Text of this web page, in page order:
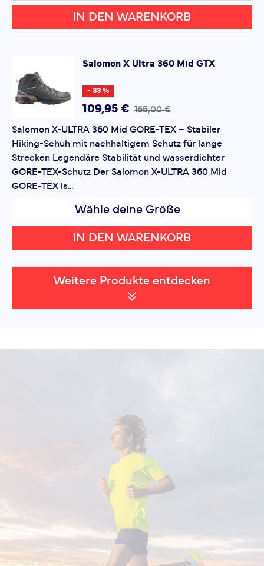
Mit derAll Terrain Contagrip®-Außensohlebietet der
X Ultra 360 Leather Mid GTX hervorragende Traktion
ein flüssiges Vorankommen ermöglicht.
Wichtige Features auf einen Blick
Wasserdicht & atmungsaktivdurch GORE-TEX®-
Membran
Leder-Obermaterial
EnergyCell™-Dämpfungfür Komfort auf langen Touren
All Terrain Contagrip®-Sohlefür sicheren Halt auf
Wert auf Langlebigkeit, Wetterfestigkeit und besten
Halt legt, findet in diesem Modell den perfekten
IN DEN WARENKORB
Salomon X Ultra 360 Mid GTX
- 33 %
109,95 € 165,00 €
Salomon X-ULTRA 360 Mid GORE-TEX – Stabiler
Hiking-Schuh mit nachhaltigem Schutz für lange
Strecken Legendäre Stabilität und wasserdichter
GORE-TEX-Schutz Der Salomon X-ULTRA 360 Mid
GORE-TEX is...
Wähle deine Größe
IN DEN WARENKORB
Weitere Produkte entdecken